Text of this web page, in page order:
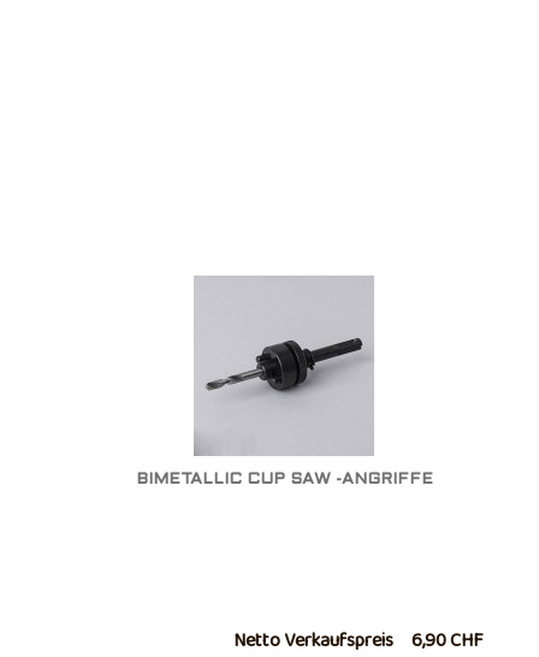
BIMETALLIC CUP SAW -ANGRIFFE
Netto Verkaufspreis 6,90 CHF